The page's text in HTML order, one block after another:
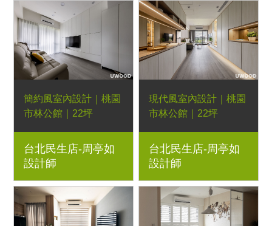
璃、布款彩色椅
几、布款彩色椅、蒙布
朗半牛皮一字型、恬靜
實木餐桌、共側書櫃、
相遇實木六斗櫃
簡約風室內設計｜桃園
市林公館｜22坪
2房2廳｜優渥系統櫃、
鐵件玻璃拉門、SPC石
塑地板、特殊塗料浴室
台北民生店-周亭如
設計師
現代風室內設計｜桃園
市林公館｜22坪
3房2廳｜優渥系統櫃、
Orderfloor超耐磨木地
板、波緹一字型沙發
台北民生店-周亭如
設計師